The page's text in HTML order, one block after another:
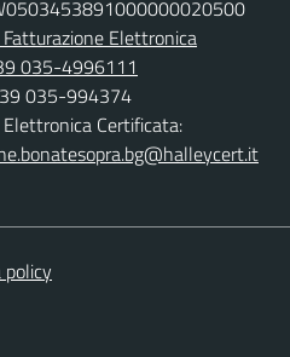
Fatturazione Elettronica
035-4996111
035-994374
Certificata:
policy